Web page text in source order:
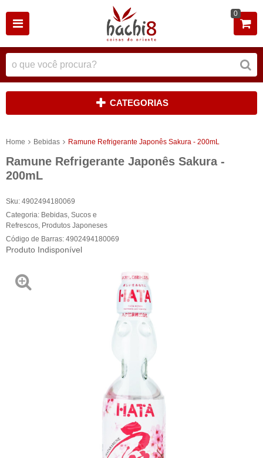
0
CATEGORIAS
Home Bebidas Ramune Refrigerante Japonês Sakura - 200mL
Ramune Refrigerante Japonês Sakura -
200mL
Sku: 4902494180069
Categoria: Bebidas Sucos e
Refrescos Produtos Japoneses
Código de Barras: 4902494180069
Produto Indisponível